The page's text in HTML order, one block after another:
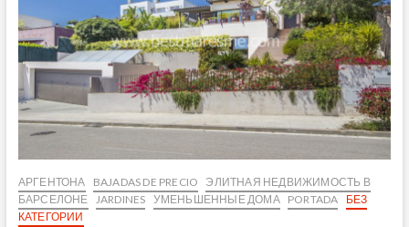
Premia
de
Dalt,
con
vistas
al
mar
АРГЕНТОНА BAJADAS DE PRECIO
ЭЛИТНАЯ НЕДВИЖИМОСТЬ В
БАРСЕЛОНЕ
JARDINES УМЕНЬШЕННЫЕ ДОМА PORTADA
БЕЗ
КАТЕГОРИИ